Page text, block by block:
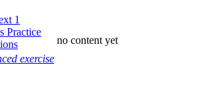
1
Practice
exercise
no content yet